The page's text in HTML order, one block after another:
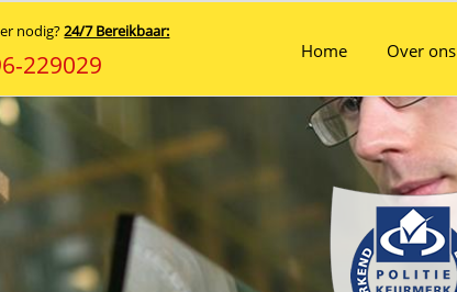
nodig?24/7 Bereikbaar:
229029 Home Over ons